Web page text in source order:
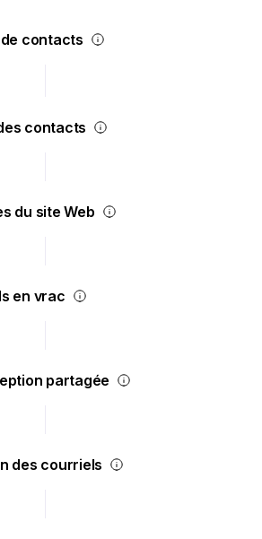
contacts
contacts
du site Web
en vrac
partagée
des courriels